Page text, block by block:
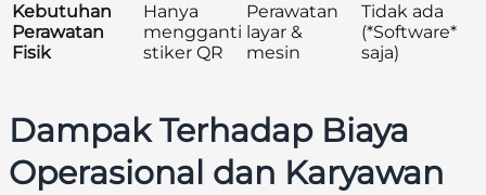
Kebutuhan
Perawatan
Fisik
Hanya
mengganti
stiker QR
Perawatan
layar &
mesin
Tidak ada
(*Software*
saja)
Dampak Terhadap Biaya
Operasional dan Karyawan